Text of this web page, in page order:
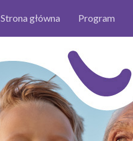
Strona główna Program